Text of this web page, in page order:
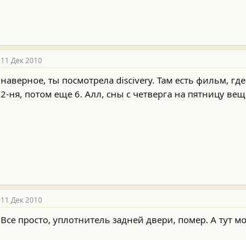
11 Дек 2010
наверное, ты посмотрела discivery. Там есть фильм,
2-ня, потом еще 6. Алл, сны с четверга на пятницу
11 Дек 2010
Все просто, уплотнитель задней двери, помер. А тут